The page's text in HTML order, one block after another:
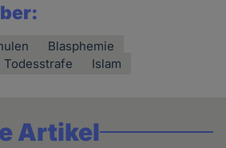
Blasphemie
Todesstrafe Islam
Artikel